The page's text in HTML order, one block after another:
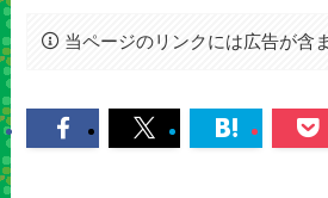
当ページのリンクには広告が含